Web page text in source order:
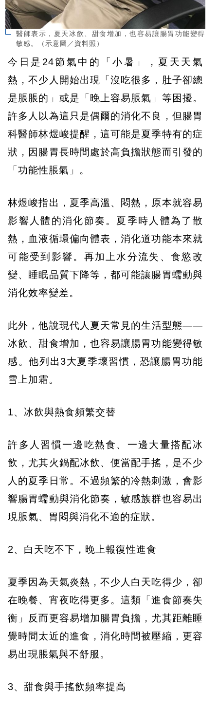
醫師表示，夏天冰飲、甜食增加，也容易讓腸胃功能變得
敏感。（示意圖／資料照）
今日是24節氣中的「小暑」，夏天天氣
熱，不少人開始出現「沒吃很多，肚子卻總
是脹脹的」或是「晚上容易脹氣」等困擾。
許多人以為這只是偶爾的消化不良，但腸胃
科醫師林煜峻提醒，這可能是夏季特有的症
狀，因腸胃長時間處於高負擔狀態而引發的
「功能性脹氣」。
林煜峻指出，夏季高溫、悶熱，原本就容易
影響人體的消化節奏。夏季時人體為了散
熱，血液循環偏向體表，消化道功能本來就
可能受到影響。再加上水分流失、食慾改
變、睡眠品質下降等，都可能讓腸胃蠕動與
消化效率變差。
此外，他說現代人夏天常見的生活型態——
冰飲、甜食增加，也容易讓腸胃功能變得敏
感。他列出3大夏季壞習慣，恐讓腸胃功能
雪上加霜。
1、冰飲與熱食頻繁交替
許多人習慣一邊吃熱食、一邊大量搭配冰
飲，尤其火鍋配冰飲、便當配手搖，是不少
人的夏季日常。不過頻繁的冷熱刺激，會影
響腸胃蠕動與消化節奏，敏感族群也容易出
現脹氣、胃悶與消化不適的症狀。
2、白天吃不下，晚上報復性進食
夏季因為天氣炎熱，不少人白天吃得少，卻
在晚餐、宵夜吃得更多。這類「進食節奏失
衡」反而更容易增加腸胃負擔，尤其距離睡
覺時間太近的進食，消化時間被壓縮，更容
易出現脹氣與不舒服。
3、甜食與手搖飲頻率提高